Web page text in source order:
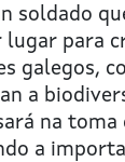
soldado
para
galegos,
a
na toma
a